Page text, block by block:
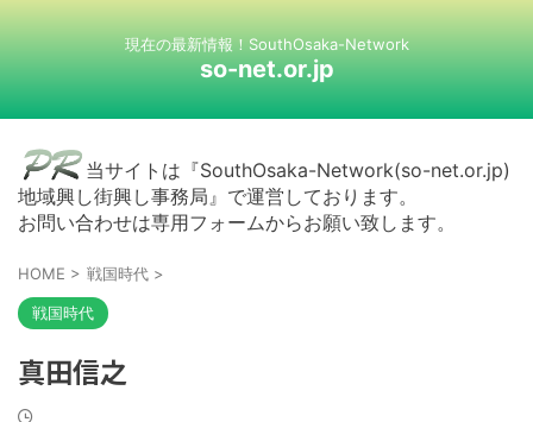
現在の最新情報！SouthOsaka-Network
so-net.or.jp
当サイトは『SouthOsaka-Network(so-net.or.jp)
地域興し街興し事務局』で運営しております。
お問い合わせは専用フォームからお願い致します。
HOME > 戦国時代 >
戦国時代
真田信之